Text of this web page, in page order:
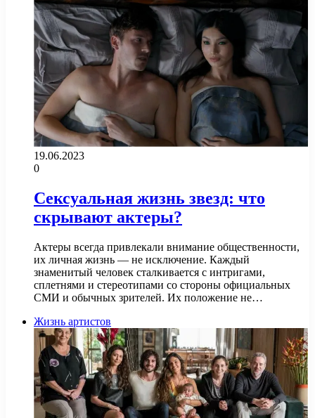
19.06.2023
0
Сексуальная жизнь звезд: что
скрывают актеры?
Актеры всегда привлекали внимание общественности,
их личная жизнь — не исключение. Каждый
знаменитый человек сталкивается с интригами,
сплетнями и стереотипами со стороны официальных
СМИ и обычных зрителей. Их положение не…
Жизнь артистов